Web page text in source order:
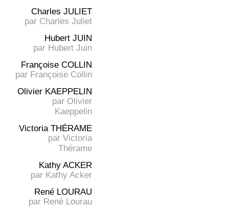
Charles JULIET
par Charles Juliet
Hubert JUIN
par Hubert Juin
Françoise COLLIN
par Françoise Collin
Olivier KAEPPELIN
par Olivier
Kaeppelin
Victoria THÉRAME
par Victoria
Thérame
Kathy ACKER
par Kathy Acker
René LOURAU
par René Lourau